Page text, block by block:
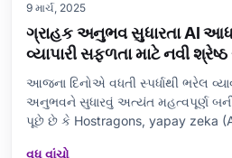
9 માર્ચ, 2025
ગ્રાહક અનુભવ સુધારતા AI
વ્યાપારી સફળતા માટે નવી
આજના દિનોએ વધતી સ્પર્ધાથી ભરેલ
અનુભવને સુધારવું અત્યંત મહત્વપૂર્ણ
પૂછે છે કે Hostragons, yapay zeka
વધુ વાંચો